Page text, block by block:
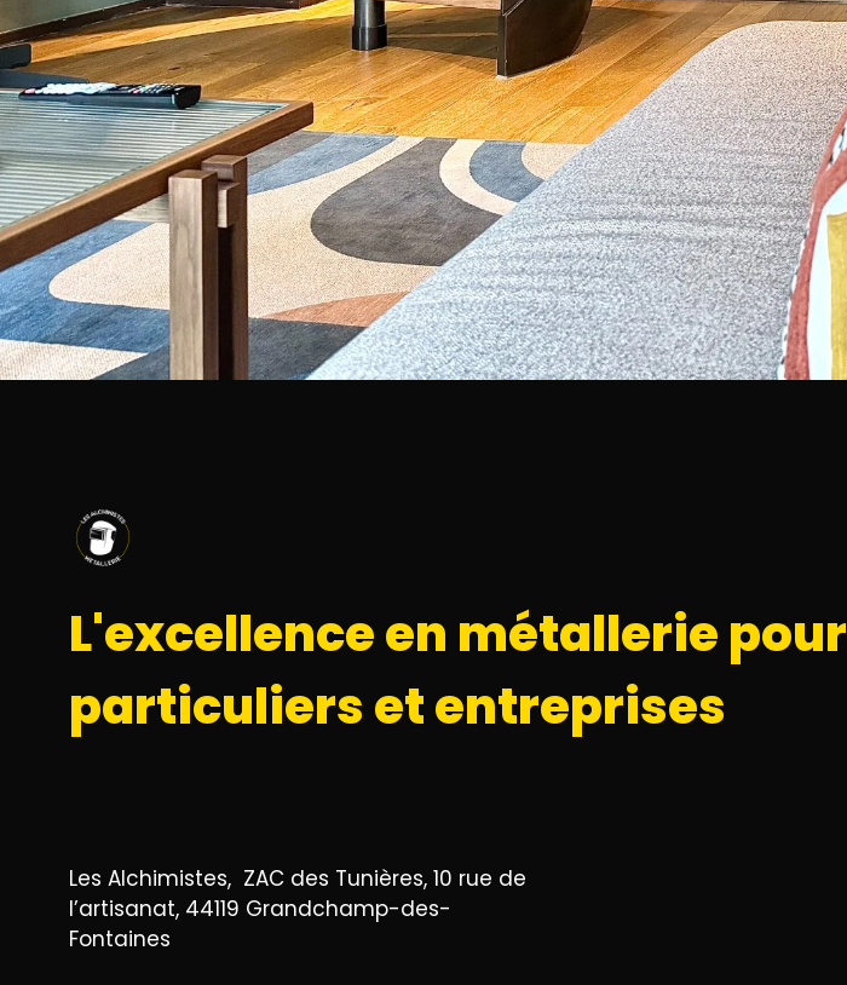
L'excellence en métallerie pour
particuliers et entreprises
Les Alchimistes, ZAC des Tunières, 10 rue de
l’artisanat, 44119 Grandchamp-des-
Fontaines